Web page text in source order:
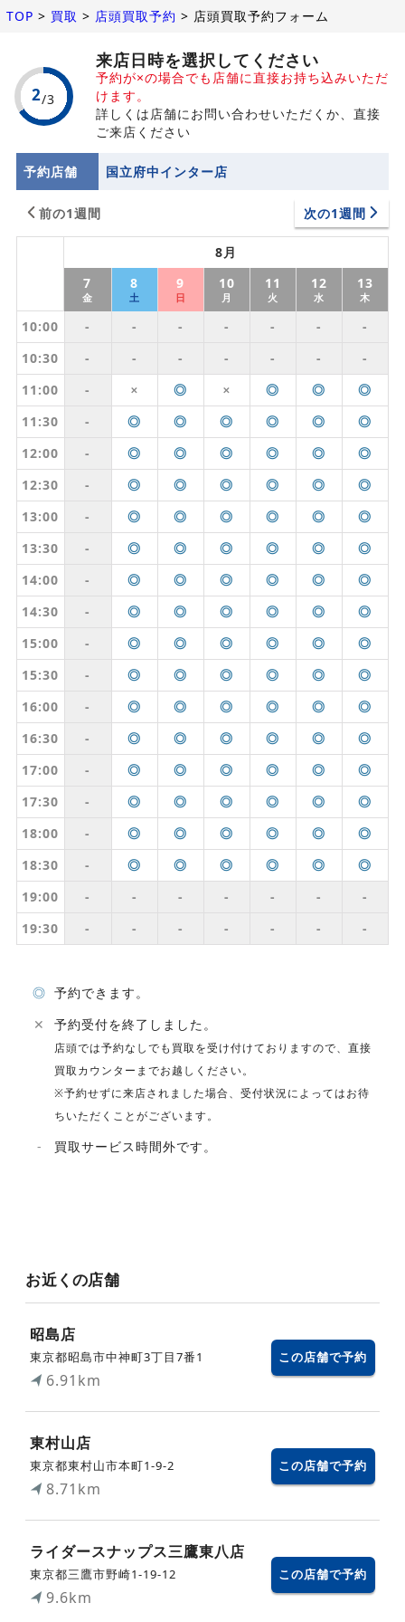
TOP > 買取 > 店頭買取予約 > 店頭買取予約フォーム
来店日時を選択してください
予約が×の場合でも店舗に直接お持ち込みいただ
けます。
詳しくは店舗にお問い合わせいただくか、直接
ご来店ください
予約店舗 国立府中インター店
前の1週間 次の1週間
8月
7
金
8
土
9
日
10
月
11
火
12
水
13
木
10:00 - - - - - -
-
10:30
- - - - - -
-
11:00
- ✕ ◎ ✕ ◎ ◎
◎
11:30
- ◎ ◎ ◎ ◎ ◎
◎
12:00
- ◎ ◎ ◎ ◎ ◎
◎
12:30
- ◎ ◎ ◎ ◎ ◎
◎
13:00
- ◎ ◎ ◎ ◎ ◎
◎
13:30
- ◎ ◎ ◎ ◎ ◎
◎
14:00
- ◎ ◎ ◎ ◎ ◎
◎
14:30
- ◎ ◎ ◎ ◎ ◎
◎
15:00
- ◎ ◎ ◎ ◎ ◎
◎
15:30
- ◎ ◎ ◎ ◎ ◎
◎
16:00
- ◎ ◎ ◎ ◎ ◎
◎
16:30
- ◎ ◎ ◎ ◎ ◎
◎
17:00
- ◎ ◎ ◎ ◎ ◎
◎
17:30
- ◎ ◎ ◎ ◎ ◎
◎
18:00
- ◎ ◎ ◎ ◎ ◎
◎
18:30
- ◎ ◎ ◎ ◎ ◎
◎
19:00
- - - - - -
-
19:30
- - - - - - -
◎ 予約できます。
✕
予約受付を終了しました。
店頭では予約なしでも買取を受け付けておりますので、直接
買取カウンターまでお越しください。
※予約せずに来店されました場合、受付状況によってはお待
ちいただくことがございます。
- 買取サービス時間外です。
お近くの店舗
昭島店
東京都昭島市中神町3丁目7番1
6.91km
この店舗で予約
東村山店
東京都東村山市本町1-9-2
8.71km
この店舗で予約
ライダースナップス三鷹東八店
東京都三鷹市野崎1-19-12
9.6km
この店舗で予約